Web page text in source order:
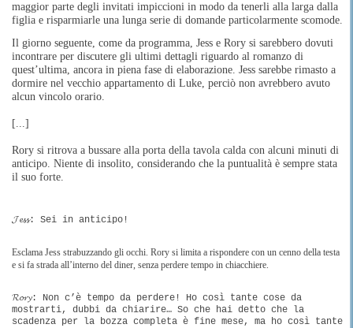
maggior parte degli invitati impiccioni in modo da tenerli alla larga dalla
figlia e risparmiarle una lunga serie di domande particolarmente scomode.
Il giorno seguente, come da programma, Jess e Rory si sarebbero dovuti
incontrare per discutere gli ultimi dettagli riguardo al romanzo di
quest’ultima, ancora in piena fase di elaborazione. Jess sarebbe rimasto a
dormire nel vecchio appartamento di Luke, perciò non avrebbero avuto
alcun vincolo orario.
[...]
Rory si ritrova a bussare alla porta della tavola calda con alcuni minuti di
anticipo. Niente di insolito, considerando che la puntualità è sempre stata
il suo forte.
𝓙𝓮𝓼𝓼: Sei in anticipo!
Esclama Jess strabuzzando gli occhi. Rory si limita a rispondere con un cenno della testa
e si fa strada all’interno del diner, senza perdere tempo in chiacchiere.
𝓡𝓸𝓻𝔂: Non c’è tempo da perdere! Ho così tante cose da
mostrarti, dubbi da chiarire… So che hai detto che la
scadenza per la bozza completa è fine mese, ma ho così tante